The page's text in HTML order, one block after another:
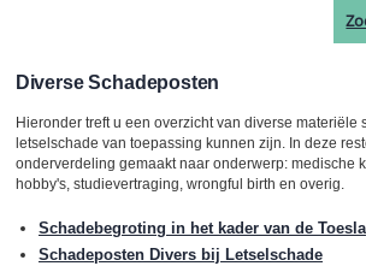
Diverse Schadeposten
Hieronder treft u een overzicht van diverse materiële
letselschade van toepassing kunnen zijn. In deze
onderverdeling gemaakt naar onderwerp: medische
hobby's, studievertraging, wrongful birth en overig.
Schadebegroting in het kader van de
Schadeposten Divers bij Letselschade